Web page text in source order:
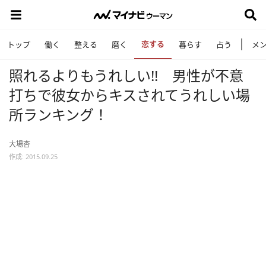
トップ 働く 整える 磨く 恋する 暮らす 占う メ
照れるよりもうれしい!! 男性が不意
打ちで彼女からキスされてうれしい場
所ランキング！
大場杏
作成: 2015.09.25